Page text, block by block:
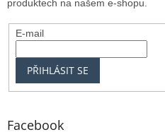
produktech na našem e-shopu.
E-mail
PŘIHLÁSIT SE
Facebook